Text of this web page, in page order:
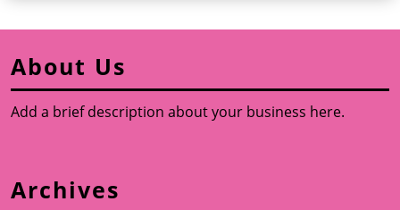
About Us
Add a brief description about your business here.
Archives